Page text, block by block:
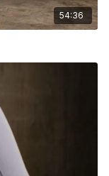
54:36